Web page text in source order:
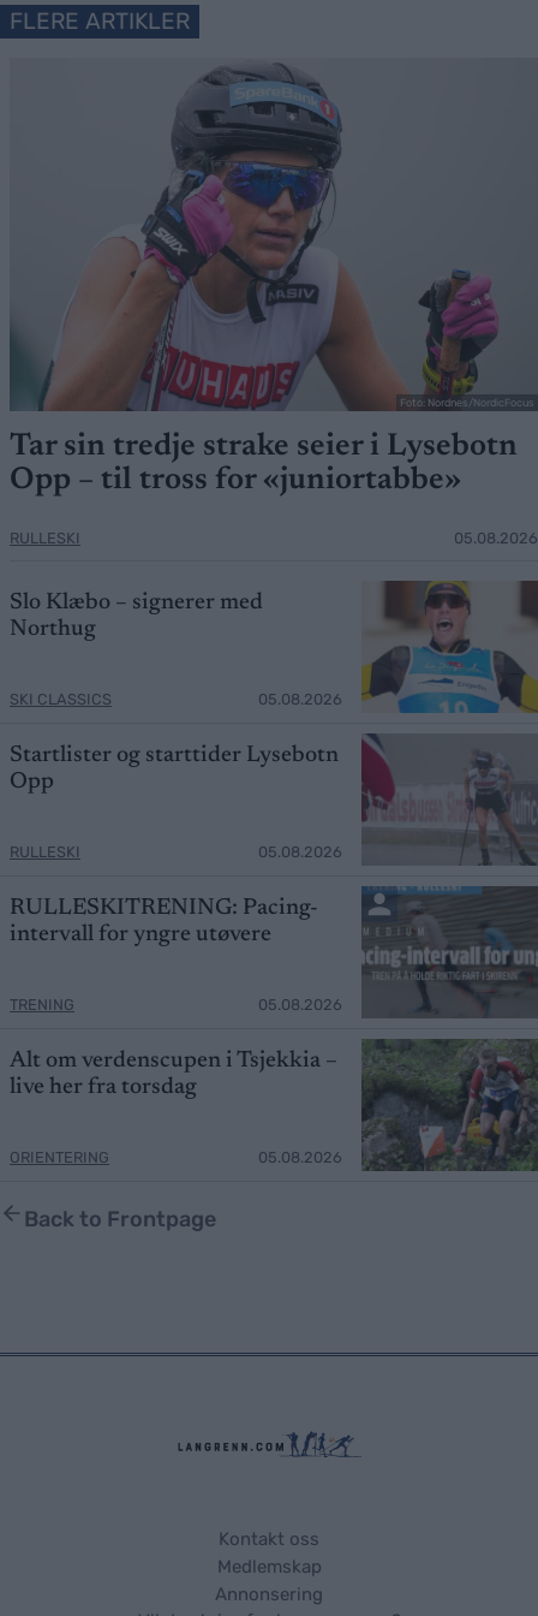
FLERE ARTIKLER
Foto: Nordnes/NordicFocus
Tar sin tredje strake seier i Lysebotn
Opp – til tross for «juniortabbe»
RULLESKI 05.08.2026
Slo Klæbo – signerer med
Northug
SKI CLASSICS 05.08.2026
Startlister og starttider Lysebotn
Opp
RULLESKI 05.08.2026
RULLESKITRENING: Pacing-
intervall for yngre utøvere
TRENING 05.08.2026
Alt om verdenscupen i Tsjekkia –
live her fra torsdag
ORIENTERING 05.08.2026
Back to Frontpage
Kontakt oss
Medlemskap
Annonsering